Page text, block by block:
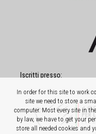
Iscritti presso:
In order for this site to work
site we need to store a
computer. Most every site in
by law, we have to get your
store all needed cookies and